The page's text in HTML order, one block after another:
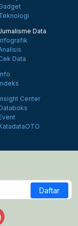
Data
Data
Center
Daftar
X
us on Instagram
Follow us on